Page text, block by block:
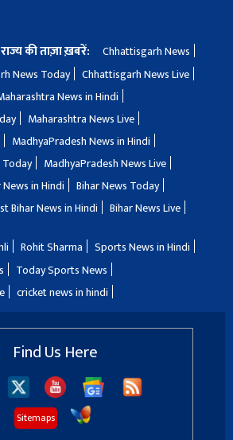
की ताज़ा ख़बरें:
Chhattisgarh News
News Today
Chhattisgarh News Live
News in Hindi
Maharashtra News Live
MadhyaPradesh News in Hindi
MadhyaPradesh News Live
in Hindi
Bihar News Today
Bihar News in Hindi Bihar News Live
Rohit Sharma
Sports News in Hindi
Today Sports News
cricket news in hindi
Find Us Here
Sitemaps